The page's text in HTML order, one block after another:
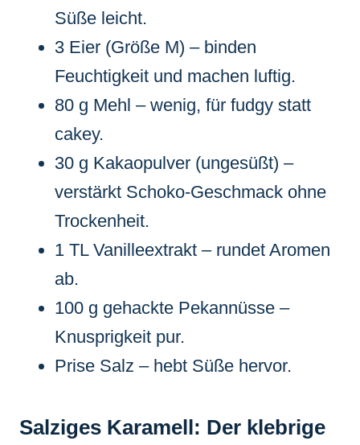
Süße leicht.
3 Eier (Größe M) – binden
Feuchtigkeit und machen luftig.
80 g Mehl – wenig, für fudgy statt
cakey.
30 g Kakaopulver (ungesüßt) –
verstärkt Schoko-Geschmack ohne
Trockenheit.
1 TL Vanilleextrakt – rundet Aromen
ab.
100 g gehackte Pekannüsse –
Knusprigkeit pur.
Prise Salz – hebt Süße hervor.
Salziges Karamell: Der klebrige